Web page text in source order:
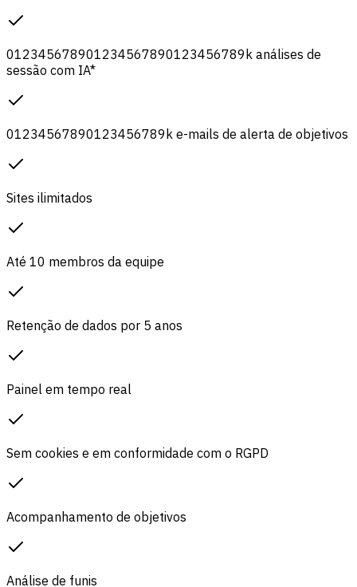
012345678901234567890123456789 k análises de
sessão com IA*
01234567890123456789 k e-mails de alerta de objetivos
Sites ilimitados
Até 10 membros da equipe
Retenção de dados por 5 anos
Painel em tempo real
Sem cookies e em conformidade com o RGPD
Acompanhamento de objetivos
Análise de funis